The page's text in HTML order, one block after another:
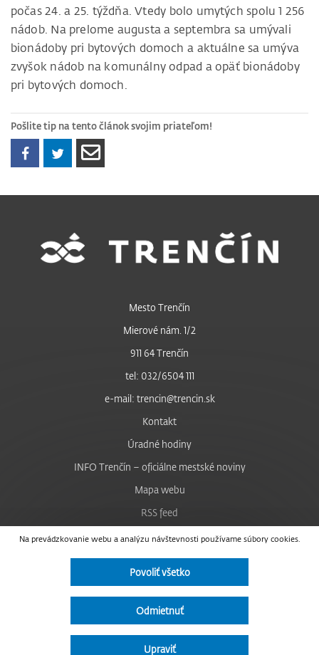
počas 24. a 25. týždňa. Vtedy bolo umytých spolu 1 256
nádob. Na prelome augusta a septembra sa umývali
bionádoby pri bytových domoch a aktuálne sa umýva
zvyšok nádob na komunálny odpad a opäť bionádoby
pri bytových domoch.
Pošlite tip na tento článok svojim priateľom!
Na prevádzkovanie webu a analýzu návštevnosti používame súbory cookies.
Povoliť všetko
Odmietnuť
Upraviť
Mesto Trenčín
Mierové nám. 1/2
911 64 Trenčín
tel: 032/6504 111
e-mail: trencin@trencin.sk
Kontakt
Úradné hodiny
INFO Trenčín – oficiálne mestské noviny
Mapa webu
RSS feed
Nastavenie cookies
Facebook
Instagram
Vyhlásenie o prístupnosti